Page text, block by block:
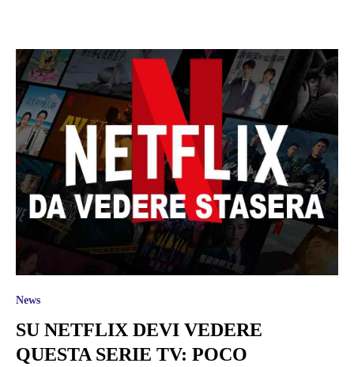
News
SU NETFLIX DEVI VEDERE
QUESTA SERIE TV: POCO